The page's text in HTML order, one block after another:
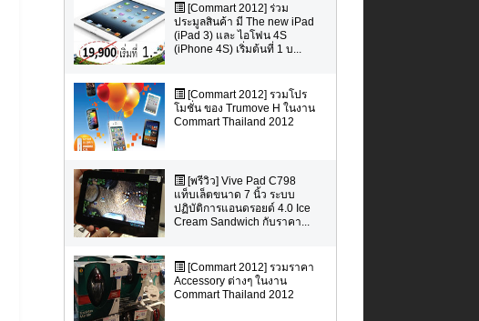
[Commart 2012] ร่วม
ประมูลสินค้า มี The new iPad
(iPad 3) และ ไอโฟน 4S
(iPhone 4S) เริ่มต้นที่ 1 บ...
[Commart 2012] รวมโปร
โมชั่น ของ Trumove H ในงาน
Commart Thailand 2012
[พรีวิว] Vive Pad C798
แท็บเล็ตขนาด 7 นิ้ว ระบบ
ปฏิบัติการแอนดรอยด์ 4.0 Ice
Cream Sandwich กับราคา...
[Commart 2012] รวมราคา
Accessory ต่างๆ ในงาน
Commart Thailand 2012